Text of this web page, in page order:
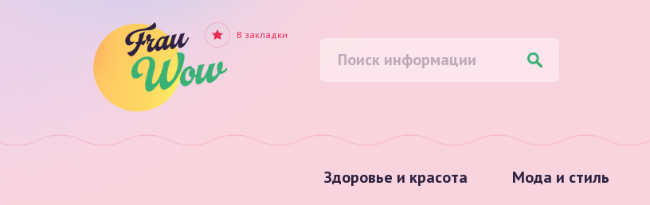
Здоровье и красота Мода и стиль
В закладки